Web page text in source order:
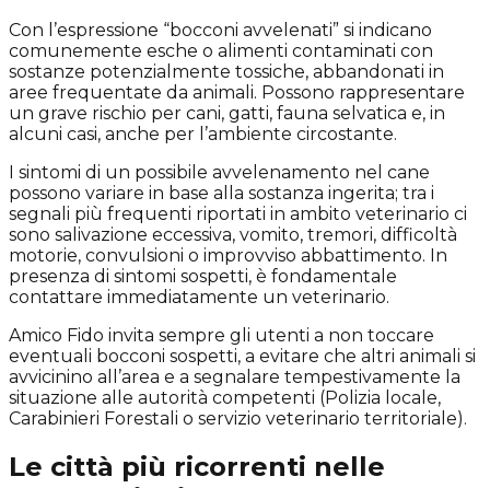
Con l’espressione “bocconi avvelenati” si indicano
comunemente esche o alimenti contaminati con
sostanze potenzialmente tossiche, abbandonati in
aree frequentate da animali. Possono rappresentare
un grave rischio per cani, gatti, fauna selvatica e, in
alcuni casi, anche per l’ambiente circostante.
I sintomi di un possibile avvelenamento nel cane
possono variare in base alla sostanza ingerita; tra i
segnali più frequenti riportati in ambito veterinario ci
sono salivazione eccessiva, vomito, tremori, difficoltà
motorie, convulsioni o improvviso abbattimento. In
presenza di sintomi sospetti, è fondamentale
contattare immediatamente un veterinario.
Amico Fido invita sempre gli utenti a non toccare
eventuali bocconi sospetti, a evitare che altri animali si
avvicinino all’area e a segnalare tempestivamente la
situazione alle autorità competenti (Polizia locale,
Carabinieri Forestali o servizio veterinario territoriale).
Le città più ricorrenti nelle